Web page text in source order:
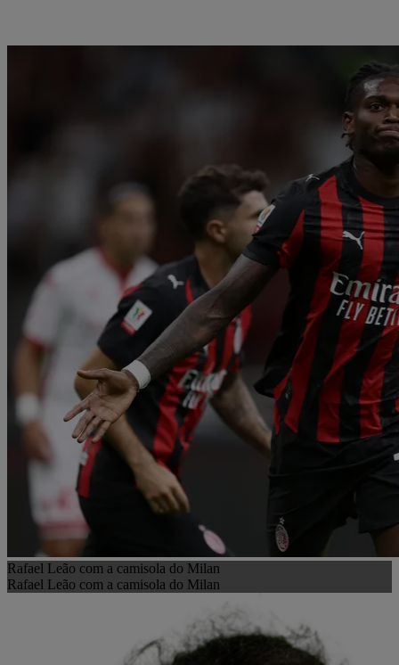
Rafael Leão com a camisola do Milan
Rafael Leão com a camisola do Milan